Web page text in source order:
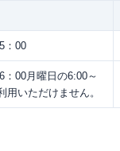
：00
：00月曜日の6:00～
用いただけません。